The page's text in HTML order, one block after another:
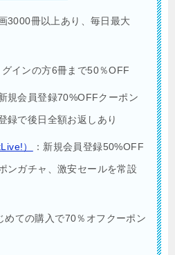
3000冊以上あり、毎日最大
グインの方6冊まで50％OFF
規会員登録70%OFFクーポン
録で後日全額お返しあり
）
：新規会員登録50%OFF
ンガチャ、激安セールを常設
めての購入で70％オフクーポン